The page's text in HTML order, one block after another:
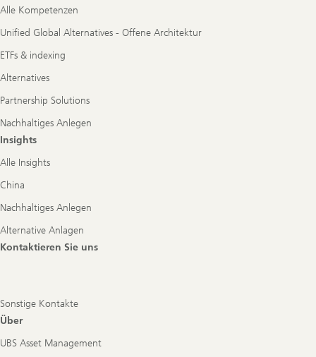
Alle Kompetenzen
Unified Global Alternatives - Offene Architektur
ETFs & indexing
Alternatives
Partnership Solutions
Nachhaltiges Anlegen
Insights
Alle Insights
China
Nachhaltiges Anlegen
Alternative Anlagen
Kontaktieren Sie uns
Sonstige Kontakte
Über
UBS Asset Management